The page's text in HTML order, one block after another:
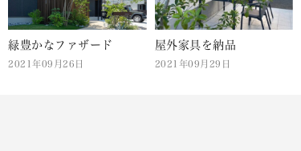
緑豊かなファザード
2021年09月26日
屋外家具を納品
2021年09月29日